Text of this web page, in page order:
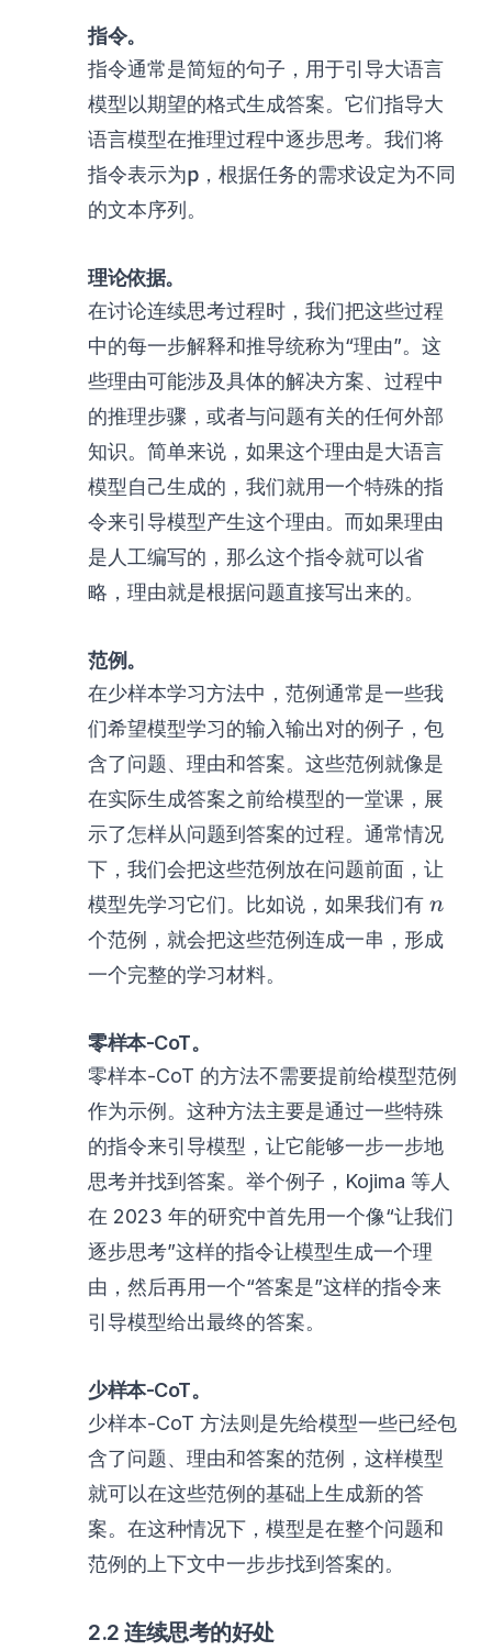
指令。
指令通常是简短的句子，用于引导大语言
模型以期望的格式生成答案。它们指导大
语言模型在推理过程中逐步思考。我们将
指令表示为\mathsf{p}
p ，根据任务的需求设定为不同
的文本序列。
理论依据。
在讨论连续思考过程时，我们把这些过程
中的每一步解释和推导统称为“理由”。这
些理由可能涉及具体的解决方案、过程中
的推理步骤，或者与问题有关的任何外部
知识。简单来说，如果这个理由是大语言
模型自己生成的，我们就用一个特殊的指
令来引导模型产生这个理由。而如果理由
是人工编写的，那么这个指令就可以省
略，理由就是根据问题直接写出来的。
范例。
在少样本学习方法中，范例通常是一些我
们希望模型学习的输入输出对的例子，包
含了问题、理由和答案。这些范例就像是
在实际生成答案之前给模型的一堂课，展
示了怎样从问题到答案的过程。通常情况
下，我们会把这些范例放在问题前面，让
模型先学习它们。比如说，如果我们有 n
n
个范例，就会把这些范例连成一串，形成
一个完整的学习材料。
零样本-CoT。
零样本-CoT 的方法不需要提前给模型范例
作为示例。这种方法主要是通过一些特殊
的指令来引导模型，让它能够一步一步地
思考并找到答案。举个例子，Kojima 等人
在 2023 年的研究中首先用一个像“让我们
逐步思考”这样的指令让模型生成一个理
由，然后再用一个“答案是”这样的指令来
引导模型给出最终的答案。
少样本-CoT。
少样本-CoT 方法则是先给模型一些已经包
含了问题、理由和答案的范例，这样模型
就可以在这些范例的基础上生成新的答
案。在这种情况下，模型是在整个问题和
范例的上下文中一步步找到答案的。
2.2 连续思考的好处